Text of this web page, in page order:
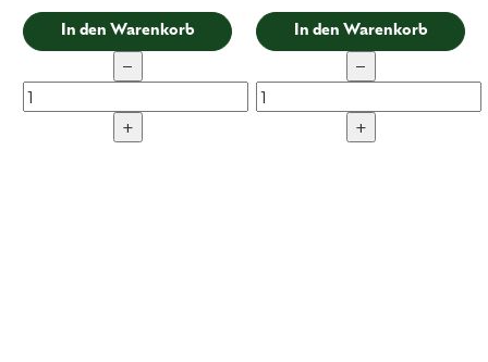
In den Warenkorb
−
+
In den Warenkorb
−
+